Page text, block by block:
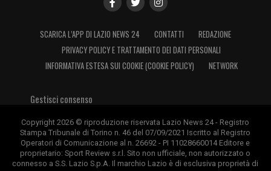
SCARICA L’APP DI LAZIO NEWS 24 CONTATTI
REDAZIONE
PRIVACY POLICY E TRATTAMENTO DEI DATI PERSONALI
INFORMATIVA ESTESA SUI COOKIE (COOKIE POLICY)
NETWORK
Gestisci consenso
Copyright 2026 © riproduzione riservata Lazio News 24 - Registro
Stampa Tribunale di Torino n. 46 del 07/09/2021 Iscritto al Registro
Operatori di Comunicazione al n. 26692 - PI 11028660014 Editore e
proprietario: Sport Review s.r.l. Sito non ufficiale, non autorizzato o
connesso a S.S. Lazio S.p.A. Il marchio Lazio è di esclusiva proprietà di